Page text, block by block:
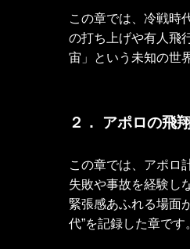
この章では、冷戦時
の打ち上げや有人飛
宙」という未知の世
２． アポロの飛
この章では、アポロ
失敗や事故を経験し
緊張感あふれる場面
代”を記録した章です